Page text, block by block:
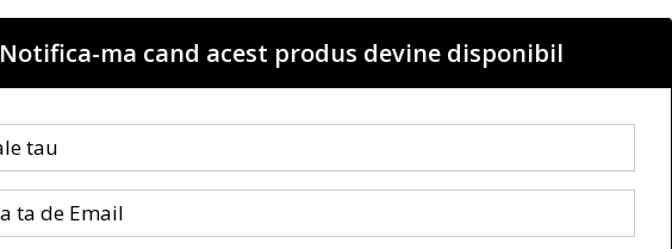
Notifica-ma cand acest produs devine disponibil